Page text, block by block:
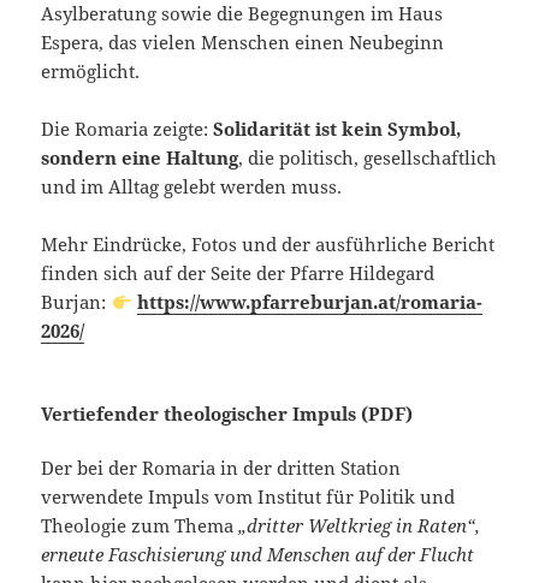
Asylberatung sowie die Begegnungen im Haus
Espera, das vielen Menschen einen Neubeginn
ermöglicht.
Die Romaria zeigte:Solidarität ist kein Symbol,
sondern eine Haltung, die politisch, gesellschaftlich
und im Alltag gelebt werden muss.
Mehr Eindrücke, Fotos und der ausführliche Bericht
finden sich auf der Seite der Pfarre Hildegard
Burjan:
https://www.pfarreburjan.at/romaria-
2026/
Vertiefender theologischer Impuls (PDF)
Der bei der Romaria in der dritten Station
verwendete Impuls vom Institut für Politik und
Theologie zum Thema„dritter Weltkrieg in Raten“,
erneute Faschisierung und Menschen auf der Flucht